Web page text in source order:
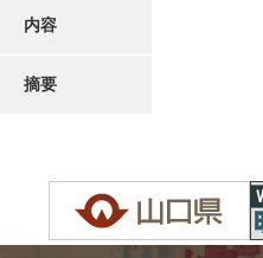
内容
摘要